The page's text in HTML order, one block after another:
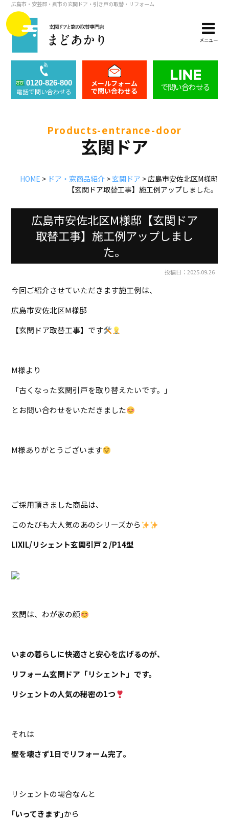
広島市・安芸郡・呉市の玄関ドア・引き戸の取替・リフォーム
メニュー
0120-826-800
電話で問い合わせる
メールフォーム
で問い合わせる で問い合わせる
products-entrance-door
玄関ドア
HOME > ドア・窓商品紹介>玄関ドア > 広島市安佐北区M様邸
【玄関ドア取替工事】施工例アップしました。
広島市安佐北区M様邸【玄関ドア
取替工事】施工例アップしまし
た。
投稿日：2025.09.26
今回ご紹介させていただきます施工例は、
広島市安佐北区M様邸
【玄関ドア取替工事】です
M様より
「古くなった玄関引戸を取り替えたいです。」
とお問い合わせをいただきました
M様ありがとうございます
ご採用頂きました商品は、
このたびも大人気のあのシリーズから
LIXIL/リシェント玄関引戸２/P14型
玄関は、わが家の顔
いまの暮らしに快適さと安心を広げるのが、
リフォーム玄関ドア「リシェント」です。
リシェントの人気の秘密の1つ
それは
壁を壊さず1日でリフォーム完了。
リシェントの場合なんと
｢いってきます｣から